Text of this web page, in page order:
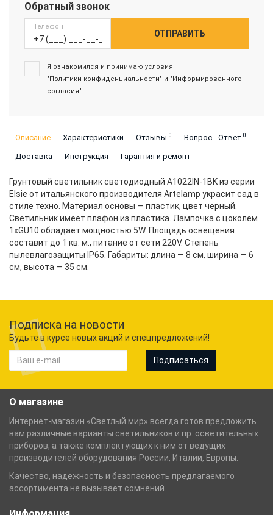
Обратный звонок
Телефон
ОТПРАВИТЬ
Я ознакомился и принимаю условия
"Политики конфиденциальности" и "Информированного
согласия"
Описание Характеристики Отзывы 0 Вопрос - Ответ 0
Доставка Инструкция Гарантия и ремонт
Грунтовый светильник светодиодный A1022IN-1BK из серии
Elsie от итальянского производителя Artelamp украсит сад в
стиле техно. Материал основы — пластик, цвет черный.
Светильник имеет плафон из пластика. Лампочка с цоколем
1xGU10 обладает мощностью 5W. Площадь освещения
составит до 1 кв. м., питание от сети 220V. Степень
пылевлагозащиты IP65. Габариты: длина — 8 см, ширина — 6
см, высота — 35 см.
Подписка на новости
Будьте в курсе новых акций и спецпредложений!
Подписаться
О магазине
Интернет-магазин «Светлый мир» всегда готов предложить
вам различные варианты светильников и пр. осветительных
приборов, а также комплектующих к ним от ведущих
производителей оборудования России, Италии, Европы.
Качество, надежность и безопасность предлагаемого
ассортимента не вызывает сомнений.